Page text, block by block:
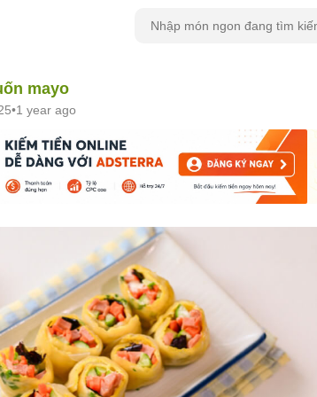
mayo
•1 year ago